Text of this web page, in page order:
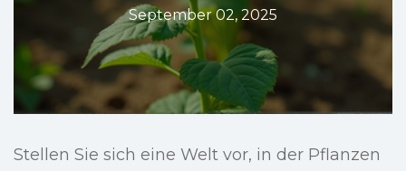
September 02, 2025
Stellen Sie sich eine Welt vor, in der Pflanzen